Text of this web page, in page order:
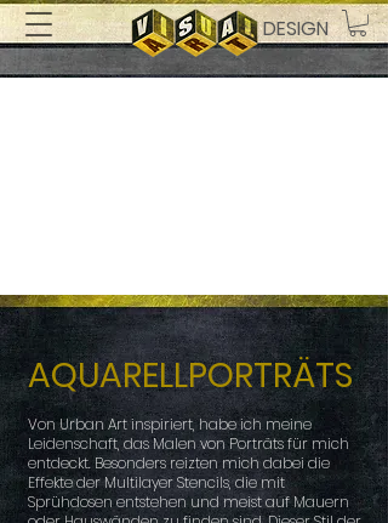
DESIGN
Von Urban Art inspiriert, habe ich meine
Leidenschaft, das Malen von Porträts für mich
entdeckt. Besonders reizten mich dabei die
Effekte der Multilayer Stencils, die mit
Sprühdosen entstehen und meist auf Mauern
AQUARELLPORTRÄTS